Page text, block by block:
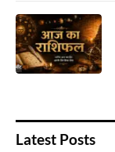
Latest Posts